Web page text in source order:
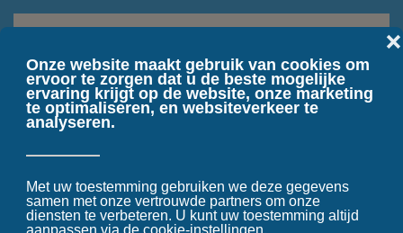
Wat leuk dat je interesse hebt in onze privelessen. Voor meer
informatie over onze cursussen of het aanvragen van een
training kun je onderstaand formulier invullen.
Jouw tevredenheid vind ik het allerbelangrijkste. Als je
vragen hebt of iets aan ons door wilt geven kan je ook